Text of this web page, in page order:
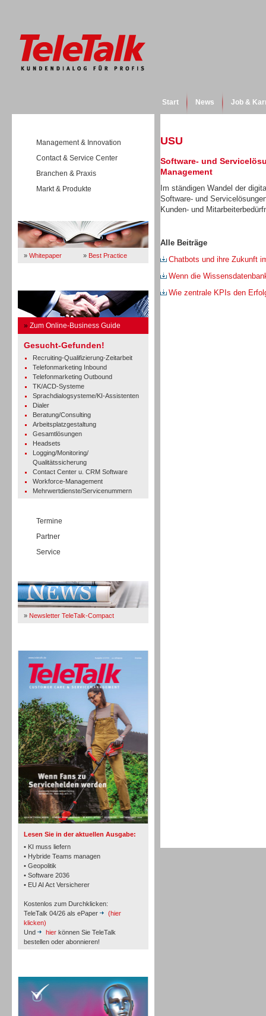
Start News Job &
Management & Innovation
Contact & Service Center
Branchen & Praxis
Markt & Produkte
» Whitepaper » Best Practice
» Zum Online-Business Guide
Gesucht-Gefunden!
Recruiting-Qualifizierung-Zeitarbeit
Telefonmarketing Inbound
Telefonmarketing Outbound
TK/ACD-Systeme
Sprachdialogsysteme/KI-Assistenten
Dialer
Beratung/Consulting
Arbeitsplatzgestaltung
Gesamtlösungen
Headsets
Logging/Monitoring/
Qualitätssicherung
Contact Center u. CRM Software
Workforce-Management
Mehrwertdienste/Servicenummern
Termine
Partner
Service
» Newsletter TeleTalk-Compact
Lesen Sie in der aktuellen Ausgabe:
• KI muss liefern
• Hybride Teams managen
• Geopolitik
• Software 2036
• EU AI Act Versicherer
Kostenlos zum Durchklicken:
TeleTalk 04/26 als ePaper
(hier
klicken)
Und
hier können Sie TeleTalk
bestellen oder abonnieren!
TK- und ACD-Systeme
Workforce-Management
USU
Software- und
Management
Im ständigen Wandel der
Software- und
Kunden- und
Alle Beiträge
Chatbots und ihre Zukunft
Wenn die
Wie zentrale KPIs den